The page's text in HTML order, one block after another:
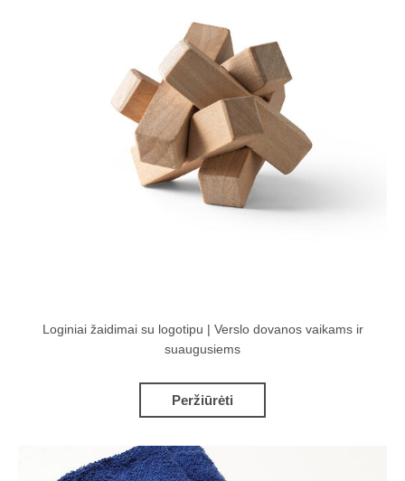
Loginiai žaidimai su logotipu | Verslo dovanos vaikams ir
suaugusiems
Peržiūrėti